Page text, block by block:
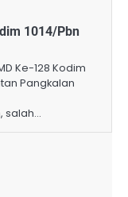
1014/Pbn
Ke-128 Kodim
Pangkalan
salah…